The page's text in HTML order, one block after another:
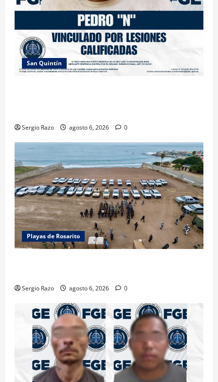
San Quintín
Sergio Razo agosto 6, 2026 0
Playas de Rosarito
Sergio Razo agosto 6, 2026 0